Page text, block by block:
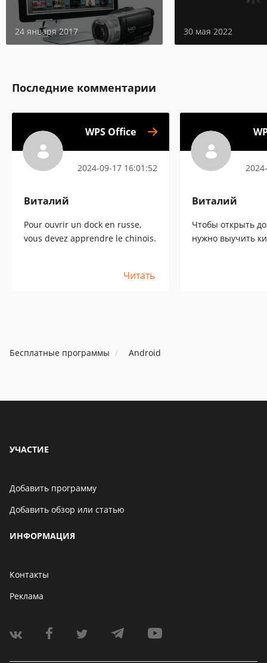
подробные обзоры
24 января 2017 30 мая 2022
Последние комментарии
WPS Office
2024-09-17 16:01:52
Виталий
Pour ouvrir un dock en russe,
vous devez apprendre le chinois.
Читать
Виталий
Чтобы открыть
нужно выучить
Бесплатные программы Android
УЧАСТИЕ
Добавить программу
Добавить обзор или статью
ИНФОРМАЦИЯ
Контакты
Реклама